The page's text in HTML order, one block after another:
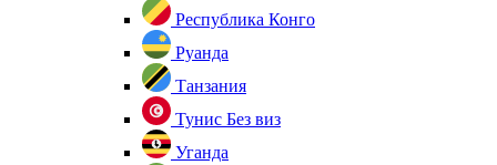
Республика Конго
Руанда
Танзания
Тунис Без виз
Уганда